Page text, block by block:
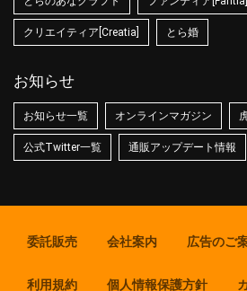
クリエイティア[Creatia] とら婚
お知らせ
お知らせ一覧 オンラインマガジン
公式Twitter一覧 通販アップデート情報
委託販売 会社案内 広告のご
利用規約 個人情報保護方針